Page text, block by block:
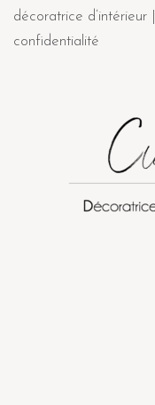
décoratrice d’intérieur
confidentialité